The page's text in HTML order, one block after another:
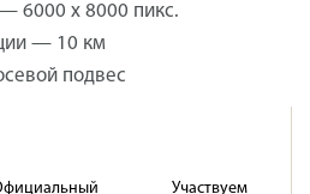
6000 x 8000 пикс.
— 10 км
подвес
Участвуем